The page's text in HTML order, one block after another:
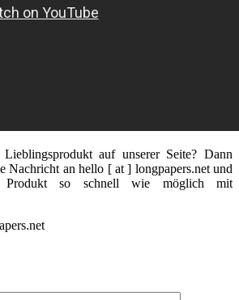
auf unserer Seite? Dann
Nachricht an hello [ at ] longpapers.net und
Produkt so schnell wie möglich mit